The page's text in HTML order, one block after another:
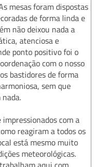
mesas foram dispostas
de forma linda e
não deixou nada a
atenciosa e
ponto positivo foi o
com o nosso
bastidores de forma
sem que
com a
reagiram a todos os
está mesmo muito
meteorológicas.